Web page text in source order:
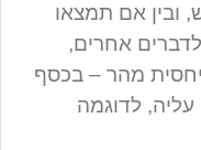
ובין אם תמצאו
אחרים,
יחסית מהר – בכסף
לדוגמה